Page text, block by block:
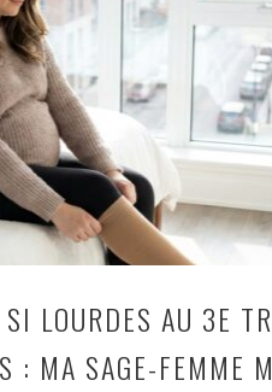
LOURDES AU 3E
: MA SAGE-FEMME